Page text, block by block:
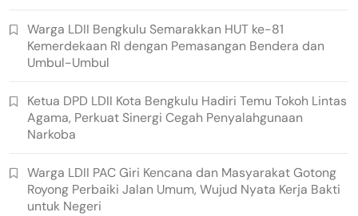
Warga LDII Bengkulu Semarakkan HUT ke-81
Kemerdekaan RI dengan Pemasangan Bendera dan
Umbul-Umbul
Ketua DPD LDII Kota Bengkulu Hadiri Temu Tokoh Lintas
Agama, Perkuat Sinergi Cegah Penyalahgunaan
Narkoba
Warga LDII PAC Giri Kencana dan Masyarakat Gotong
Royong Perbaiki Jalan Umum, Wujud Nyata Kerja Bakti
untuk Negeri